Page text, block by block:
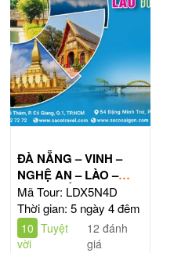
ĐÀ NẴNG – VINH –
NGHỆ AN – LÀO –
ĐÔNG BẮC THÁI LAN
| TOUR 5N4Đ
Mã Tour: LDX5N4D
Thời gian: 5 ngày 4 đêm
10 Tuyệt
vời
12 đánh
giá